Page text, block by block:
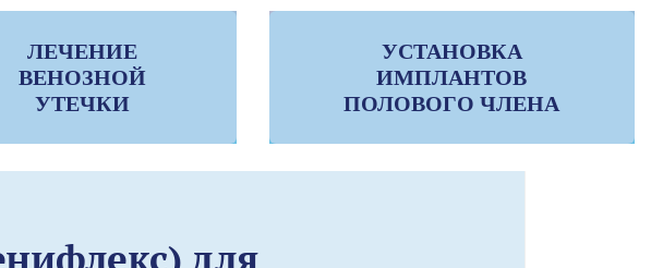
ЛЕЧЕНИЕ
ВЕНОЗНОЙ
УТЕЧКИ
УСТАНОВКА
ИМПЛАНТОВ
ПОЛОВОГО ЧЛЕНА
для